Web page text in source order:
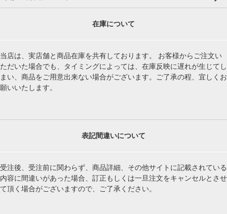
在庫について
当店は、実店舗と商品在庫を共有しております。 お客様からご注文い
ただいた場合でも、タイミングによっては、在庫反映に遅れが生じてし
まい、商品をご用意出来ない場合がございます。ご了承の程、宜しくお
願いいたします。
表記間違いについて
受注後、受注前に関わらず、商品詳細、その他サイトに記載されている
内容に間違いがあった場合、訂正もしくは一旦注文をキャンセルとさせ
て頂く場合がございますので、ご了承ください。